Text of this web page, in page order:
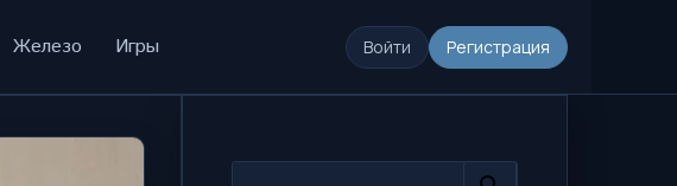
Железо Игры Войти Регистрация